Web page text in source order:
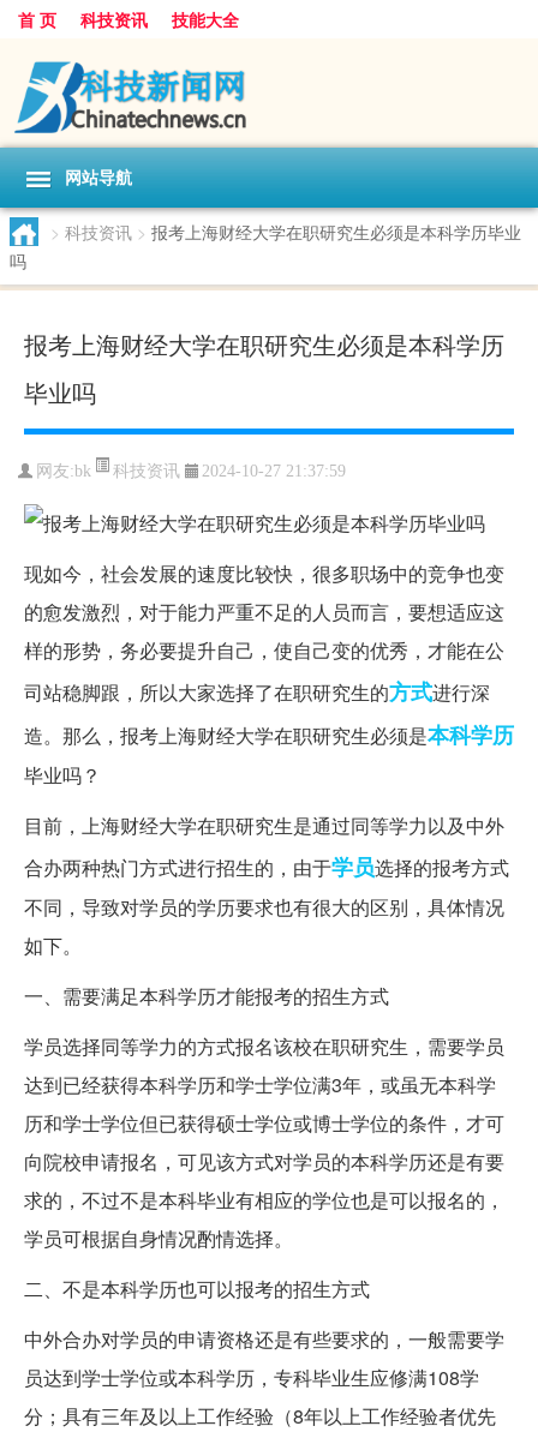
首 页 科技资讯 技能大全
网站导航
> 科技资讯 > 报考上海财经大学在职研究生必须是本科学历毕业
吗
报考上海财经大学在职研究生必须是本科学历
毕业吗
网友:bk 科技资讯 2024-10-27 21:37:59
现如今，社会发展的速度比较快，很多职场中的竞争也变
的愈发激烈，对于能力严重不足的人员而言，要想适应这
样的形势，务必要提升自己，使自己变的优秀，才能在公
司站稳脚跟，所以大家选择了在职研究生的方式进行深
造。那么，报考上海财经大学在职研究生必须是本科学历
毕业吗？
目前，上海财经大学在职研究生是通过同等学力以及中外
合办两种热门方式进行招生的，由于学员选择的报考方式
不同，导致对学员的学历要求也有很大的区别，具体情况
如下。
一、需要满足本科学历才能报考的招生方式
学员选择同等学力的方式报名该校在职研究生，需要学员
达到已经获得本科学历和学士学位满3年，或虽无本科学
历和学士学位但已获得硕士学位或博士学位的条件，才可
向院校申请报名，可见该方式对学员的本科学历还是有要
求的，不过不是本科毕业有相应的学位也是可以报名的，
学员可根据自身情况酌情选择。
二、不是本科学历也可以报考的招生方式
中外合办对学员的申请资格还是有些要求的，一般需要学
员达到学士学位或本科学历，专科毕业生应修满108学
分；具有三年及以上工作经验（8年以上工作经验者优先